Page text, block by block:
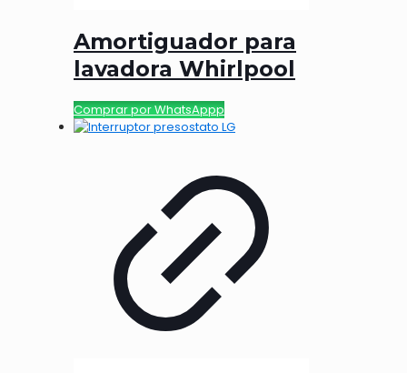
Amortiguador para
lavadora Whirlpool
Comprar por WhatsAppp